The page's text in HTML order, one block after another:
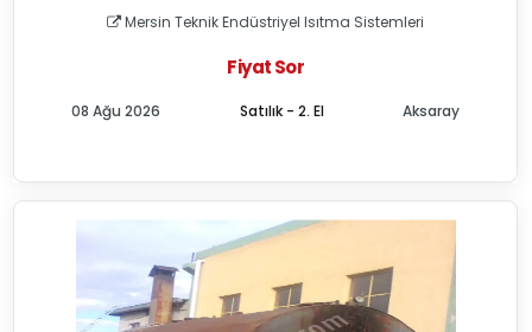
Mersin Teknik Endüstriyel Isıtma Sistemleri
Fiyat Sor
Satılık - 2. El
08 Ağu 2026 Aksaray